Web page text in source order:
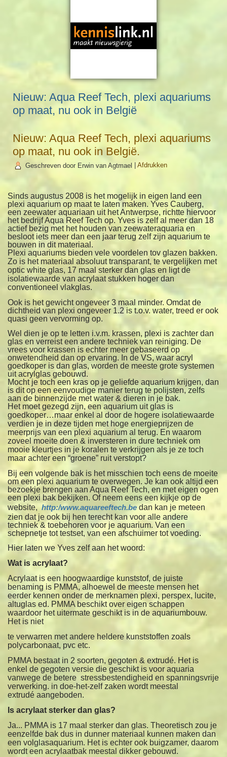
Nieuw: Aqua Reef Tech, plexi aquariums
op maat, nu ook in België
Nieuw: Aqua Reef Tech, plexi aquariums
op maat, nu ook in België.
Geschreven door Erwin van Agtmael |Afdrukken
Sinds augustus 2008 is het mogelijk in eigen land een
plexi aquarium op maat te laten maken. Yves Cauberg,
een zeewater aquariaan uit het Antwerpse, richtte hiervoor
het bedrijf Aqua Reef Tech op. Yves is zelf al meer dan 18
actief bezig met het houden van zeewateraquaria en
besloot iets meer dan een jaar terug zelf zijn aquarium te
bouwen in dit materiaal.
Plexi aquariums bieden vele voordelen tov glazen bakken.
Zo is het materiaal absoluut transparant, te vergelijken met
optic white glas, 17 maal sterker dan glas en ligt de
isolatiewaarde van acrylaat stukken hoger dan
conventioneel vlakglas.
Ook is het gewicht ongeveer 3 maal minder. Omdat de
dichtheid van plexi ongeveer 1.2 is t.o.v. water, treed er ook
quasi geen vervorming op.
Wel dien je op te letten i.v.m. krassen, plexi is zachter dan
glas en verreist een andere techniek van reiniging. De
vrees voor krassen is echter meer gebaseerd op
onwetendheid dan op ervaring. In de VS, waar acryl
goedkoper is dan glas, worden de meeste grote systemen
uit acrylglas gebouwd.
Mocht je toch een kras op je geliefde aquarium krijgen, dan
is dit op een eenvoudige manier terug te polijsten, zelfs
aan de binnenzijde met water & dieren in je bak.
Het moet gezegd zijn, een aquarium uit glas is
goedkoper…maar enkel al door de hogere isolatiewaarde
verdien je in deze tijden met hoge energieprijzen de
meerprijs van een plexi aquarium al terug. En waarom
zoveel moeite doen & inversteren in dure techniek om
mooie kleurtjes in je koralen te verkrijgen als je ze toch
maar achter een “groene” ruit verstopt?
Bij een volgende bak is het misschien toch eens de moeite
om een plexi aquarium te overwegen. Je kan ook altijd een
bezoekje brengen aan Aqua Reef Tech, en met eigen ogen
een plexi bak bekijken. Of neem eens een kijkje op de
website,http:/www.aquareeftech.be dan kan je meteen
zien dat je ook bij hen terecht kan voor alle andere
techniek & toebehoren voor je aquarium. Van een
schepnetje tot testset, van een afschuimer tot voeding.
Hier laten we Yves zelf aan het woord:
Wat is acrylaat?
Acrylaat is een hoogwaardige kunststof, de juiste
benaming is PMMA, alhoewel de meeste mensen het
eerder kennen onder de merknamen plexi, perspex, lucite,
altuglas ed. PMMA beschikt over eigen schappen
waardoor het uitermate geschikt is in de aquariumbouw.
Het is niet
te verwarren met andere heldere kunststoffen zoals
polycarbonaat, pvc etc.
PMMA bestaat in 2 soorten, gegoten & extrudé. Het is
enkel de gegotenversie die geschikt is voor aquaria
vanwege de betere stressbestendigheiden spanningsvrije
verwerking. in doe-het-zelf zaken wordt meestal
extrudéaangeboden.
Is acrylaat sterker dan glas?
Ja... PMMA is 17 maal sterker dan glas. Theoretisch zou je
eenzelfde bak dus in dunner materiaal kunnen maken dan
een volglasaquarium. Het is echterook buigzamer, daarom
wordt een acrylaatbak meestal dikker gebouwd.